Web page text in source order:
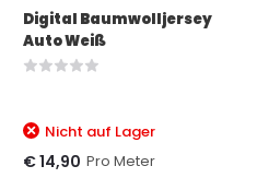
Digital Baumwolljersey
Auto Weiß
Nicht auf Lager
€ 14,90 Pro Meter